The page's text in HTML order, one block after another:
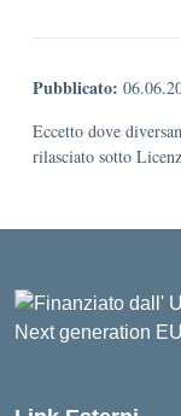
Pubblicato:
Eccetto dove
rilasciato sotto